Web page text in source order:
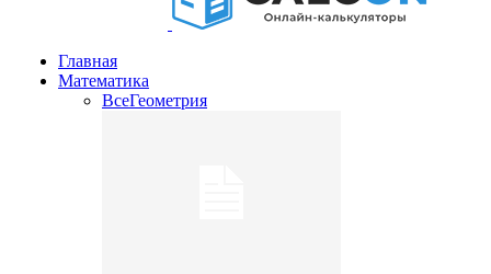
Главная
Математика
ВсеГеометрия